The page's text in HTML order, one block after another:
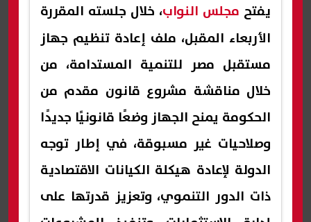
يفتح مجلس النواب، خلال جلسته المقررة
الأربعاء المقبل، ملف إعادة تنظيم جهاز
مستقبل مصر للتنمية المستدامة، من
خلال مناقشة مشروع قانون مقدم من
الحكومة يمنح الجهاز وضعًا قانونيًا جديدًا
وصلاحيات غير مسبوقة، في إطار توجه
الدولة لإعادة هيكلة الكيانات الاقتصادية
ذات الدور التنموي، وتعزيز قدرتها على